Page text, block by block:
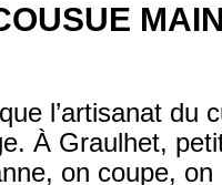
l’artisanat du
À Graulhet,
on coupe,